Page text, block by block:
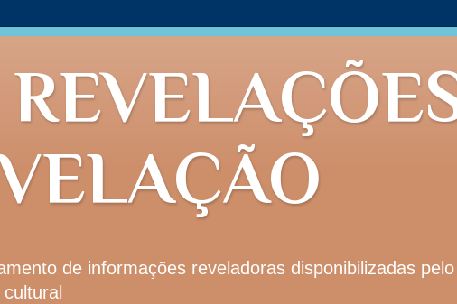
de informações reveladoras disponibilizadas